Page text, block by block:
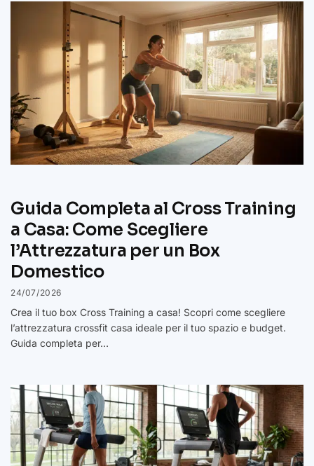
Guida Completa al Cross Training
a Casa: Come Scegliere
l’Attrezzatura per un Box
Domestico
24/07/2026
Crea il tuo box Cross Training a casa! Scopri come scegliere
l’attrezzatura crossfit casa ideale per il tuo spazio e budget.
Guida completa per…